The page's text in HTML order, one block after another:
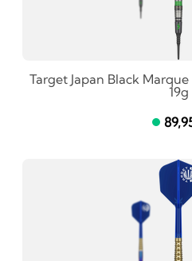
Target Japan Black
19g